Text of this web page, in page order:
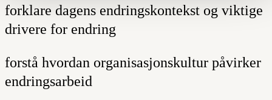
forklare dagens endringskontekst og viktige
drivere for endring
forstå hvordan organisasjonskultur påvirker
endringsarbeid